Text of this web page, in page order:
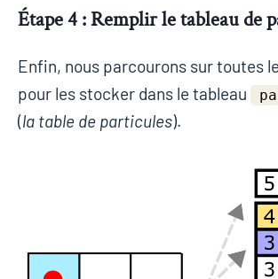
Étape 4 : Remplir le tableau de
Enfin, nous parcourons sur toutes
pour les stocker dans le tableau
(la table de particules).